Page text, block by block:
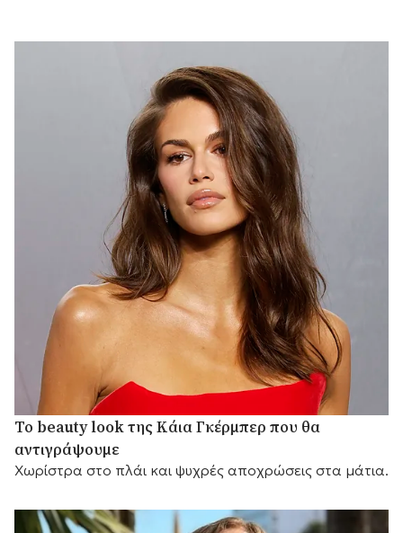
Το beauty look της Κάια Γκέρμπερ που θα
αντιγράψουμε
Χωρίστρα στο πλάι και ψυχρές αποχρώσεις στα μάτια.